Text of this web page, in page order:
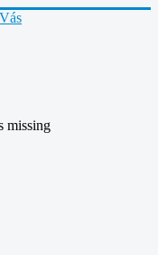
missing